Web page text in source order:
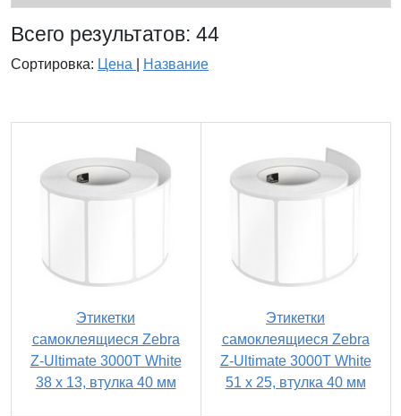
Всего результатов: 44
Сортировка: Цена Название
Этикетки
самоклеящиеся Zebra
Z-Ultimate 3000T White
38 x 13, втулка 40 мм
Этикетки
самоклеящиеся Zebra
Z-Ultimate 3000T White
51 x 25, втулка 40 мм